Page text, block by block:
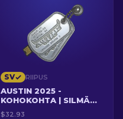
SV RIIPUS
AUSTIN 2025 -
KOHOKOHTA | SILMÄ
KOVANA
$32.93